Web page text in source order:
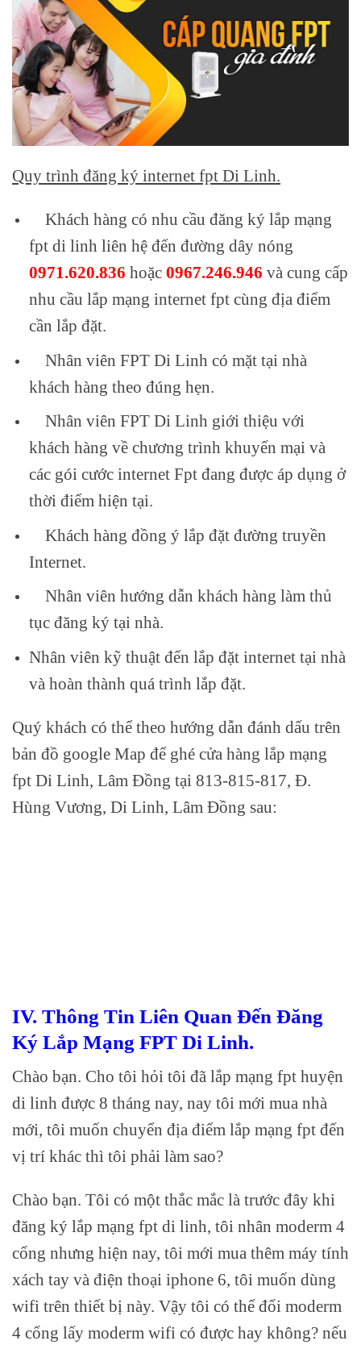
Quy trình đăng ký internet fpt Di Linh.
Khách hàng có nhu cầu đăng ký lắp mạng
fpt di linh liên hệ đến đường dây nóng
0971.620.836 hoặc0967.246.946 và cung cấp
nhu cầu lắp mạng internet fpt cùng địa điểm
cần lắp đặt.
Nhân viên FPT Di Linh có mặt tại nhà
khách hàng theo đúng hẹn.
Nhân viên FPT Di Linh giới thiệu với
khách hàng về chương trình khuyến mại và
các gói cước internet Fpt đang được áp dụng ở
thời điểm hiện tại.
Khách hàng đồng ý lắp đặt đường truyền
Internet.
Nhân viên hướng dẫn khách hàng làm thủ
tục đăng ký tại nhà.
Nhân viên kỹ thuật đến lắp đặt internet tại nhà
và hoàn thành quá trình lắp đặt.
Quý khách có thể theo hướng dẫn đánh dấu trên
bản đồ google Map để ghé cửa hàng lắp mạng
fpt Di Linh, Lâm Đồng tại 813-815-817, Đ.
Hùng Vương, Di Linh, Lâm Đồng sau:
IV. Thông Tin Liên Quan Đến Đăng
Ký Lắp Mạng FPT Di Linh.
Chào bạn. Cho tôi hỏi tôi đã lắp mạng fpt huyện
di linh được 8 tháng nay, nay tôi mới mua nhà
mới, tôi muốn chuyển địa điểm lắp mạng fpt đến
vị trí khác thì tôi phải làm sao?
Chào bạn. Tôi có một thắc mắc là trước đây khi
đăng ký lắp mạng fpt di linh, tôi nhân moderm 4
cổng nhưng hiện nay, tôi mới mua thêm máy tính
xách tay và điện thoại iphone 6, tôi muốn dùng
wifi trên thiết bị này. Vậy tôi có thể đổi moderm
4 cổng lấy moderm wifi có được hay không? nếu